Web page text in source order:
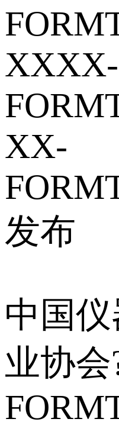
XXXX-
XX-
发布
中国
业协会